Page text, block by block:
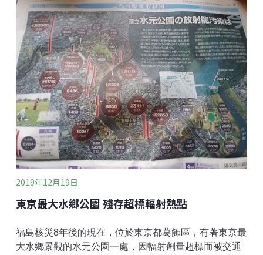
磐城市、二本松市等地的土石流或河川泛濫處等15個現
場，採取土砂樣本，檢驗有無輻射污染。調查結果發
現，從南相馬市小高區山上流到路上的土砂，檢出每公
斤3~5000貝克的放射性銫。污染土壤樣本出自河川上游
的住宅地，附近有墓，是居民可能接觸到的地方，污染
已往河川下游擴散。
2019年12月19日
東京最大水鄉公園 殘存超標輻射熱點
福島核災8年後的現在，位於東京都葛飾區，有著東京最
大水鄉景觀的水元公園一處，因輻射劑量超標而被交通